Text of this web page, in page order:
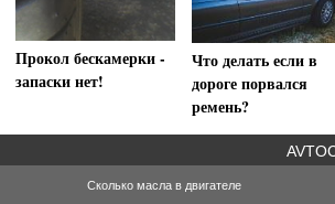
Прокол бескамерки -
запаски нет!
Что делать если в
дороге порвался
ремень?
Сколько масла в двигателе